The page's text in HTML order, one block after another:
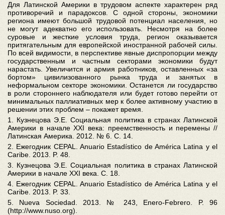
Для Латинской Америки в трудовом аспекте характерен ряд
противоречий и парадоксов. С одной стороны, экономики
региона имеют большой трудовой потенциал населения, но
не могут адекватно его использовать. Несмотря на более
суровые и жесткие условия труда, регион оказывается
притягательным для европейской иностранной рабочей силы.
По всей видимости, в перспективе явные диспропорции между
государственным и частным секторами экономики будут
нарастать. Увеличится и армия работников, оставленных «за
бортом» цивилизованного рынка труда и занятых в
неформальном секторе экономики. Останется ли государство
в роли стороннего наблюдателя или будет готово перейти от
минимальных паллиативных мер к более активному участию в
решении этих проблем – покажет время.
1. Кузнецова Э.Е. Социальная политика в странах Латинской
Америки в начале XXI века: преемственность и перемены //
Латинская Америка. 2012. № 6. С. 14.
2. Ежегодник CEPAL. Anuario Estadístico de América Latina y el
Caribe. 2013. P. 48.
3. Кузнецова Э.Е. Социальная политика в странах Латинской
Америки в начале XXI века. С. 18.
4. Ежегодник CEPAL. Anuario Estadístico de América Latina y el
Caribe. 2013. P. 33.
5. Nueva Sociedad. 2013. № 243, Enero-Febrero. P. 96
(http://www.nuso.org).